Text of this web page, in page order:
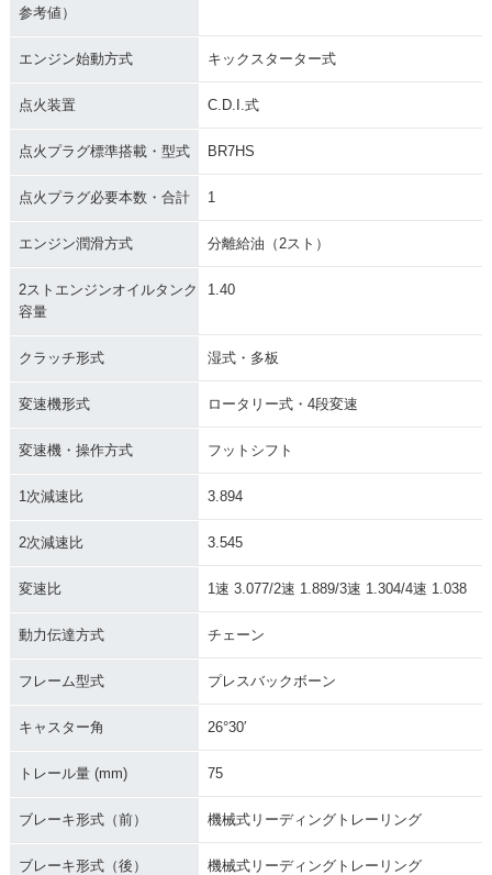
参考値）
エンジン始動方式 キックスターター式
点火装置 C.D.I.式
点火プラグ標準搭載・型式 BR7HS
点火プラグ必要本数・合計 1
エンジン潤滑方式 分離給油（2スト）
2ストエンジンオイルタンク
容量
1.40
クラッチ形式 湿式・多板
変速機形式 ロータリー式・4段変速
変速機・操作方式 フットシフト
1次減速比 3.894
2次減速比 3.545
変速比 1速 3.077/2速 1.889/3速 1.304/4速 1.038
動力伝達方式 チェーン
フレーム型式 プレスバックボーン
キャスター角 26°30′
トレール量 (mm) 75
ブレーキ形式（前） 機械式リーディングトレーリング
ブレーキ形式（後） 機械式リーディングトレーリング